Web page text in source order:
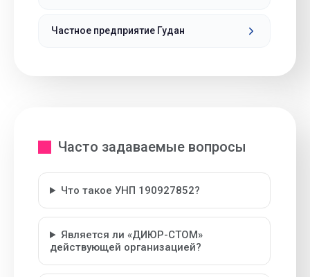
Частное предприятие Гудан
Часто задаваемые вопросы
Что такое УНП 190927852?
Является ли «ДИЮР-СТОМ»
действующей организацией?